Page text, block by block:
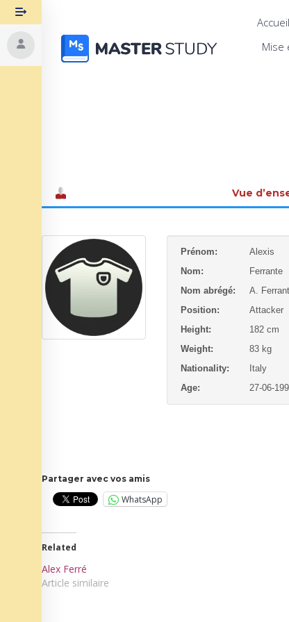
Accueil
Mise
Vue
Prénom:
Alexis
Nom:
Ferrante
Nom abrégé:
A.
Position:
Attacker
Height:
182 cm
Weight:
83 kg
Nationality:
Italy
Age:
27-06-
Partager avec vos amis
WhatsApp
Related
Alex Ferré
Article similaire